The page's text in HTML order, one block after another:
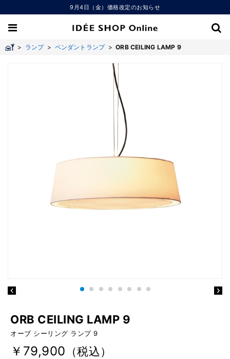
9月4日（金）価格改定のお知らせ
> ランプ> ペンダントランプ>ORB CEILING LAMP 9
ORB CEILING LAMP 9
オーブ シーリング ランプ 9
￥79,900 （税込）